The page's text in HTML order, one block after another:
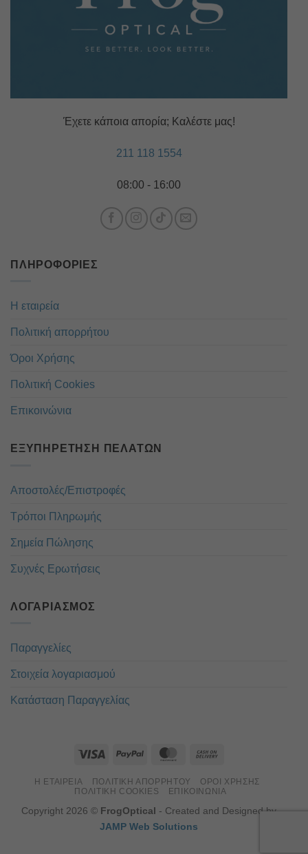
Έχετε κάποια απορία; Καλέστε μας!
211 118 1554
08:00 - 16:00
ΠΛΗΡΟΦΟΡΊΕΣ
Η εταιρεία
Πολιτική απορρήτου
Όροι Χρήσης
Πολιτική Cookies
Επικοινώνια
ΕΞΥΠΗΡΈΤΗΣΗ ΠΕΛΑΤΏΝ
Αποστολές/Επιστροφές
Τρόποι Πληρωμής
Σημεία Πώλησης
Συχνές Ερωτήσεις
ΛΟΓΑΡΙΑΣΜΌΣ
Παραγγελίες
Στοιχεία λογαριασμού
Κατάσταση Παραγγελίας
Η ΕΤΑΙΡΕΊΑ ΠΟΛΙΤΙΚΉ ΑΠΟΡΡΉΤΟΥ
ΌΡΟΙ ΧΡΉΣΗΣ
ΠΟΛΙΤΙΚΉ COOKIES
ΕΠΙΚΟΙΝΏΝΙΑ
Copyright 2026 © FrogOptical - Created and Designed by
JAMP Web Solutions